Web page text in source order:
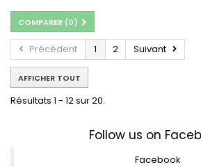
COMPARER (0)
Précédent 1 2 Suivant
AFFICHER TOUT
Résultats 1 - 12 sur 20.
Follow us on
Facebook